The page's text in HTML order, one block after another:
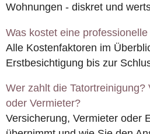
Wohnungen - diskret und
Was kostet eine
Alle Kostenfaktoren im
Erstbesichtigung bis zur
Wer zahlt die Tatortreinigung?
oder Vermieter?
Versicherung, Vermieter oder